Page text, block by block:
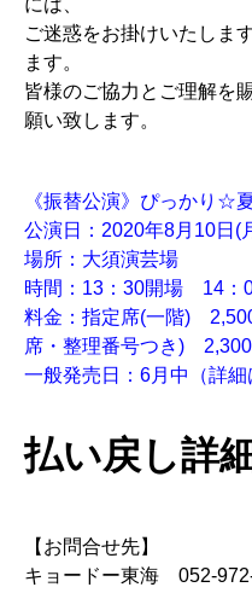
には、
ご迷惑をお掛けいたしま
ます。
皆様のご協力とご理解を
願い致します。
《振替公演》ぴっかり☆
公演日：2020年8月10日(
場所：大須演芸場
時間：13：30開場 14：
料金：指定席(一階)
席・整理番号つき)
一般発売日：6月中（詳細
払い戻し詳
【お問合せ先】
キョードー東海 052-